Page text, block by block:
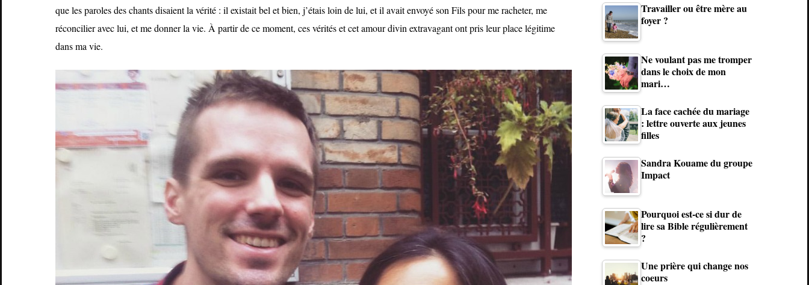
que les paroles des chants disaient la vérité : il existait bel et bien, j’étais loin de lui, et il avait envoyé son Fils pour me racheter, me
réconcilier avec lui, et me donner la vie. À partir de ce moment, ces vérités et cet amour divin extravagant ont pris leur place légitime
dans ma vie.
Travailler ou être mère au
foyer ?
Ne voulant pas me tromper
dans le choix de mon
mari…
La face cachée du mariage
: lettre ouverte aux jeunes
filles
Sandra Kouame du groupe
Impact
Pourquoi est-ce si dur de
lire sa Bible régulièrement
?
Une prière qui change nos
coeurs